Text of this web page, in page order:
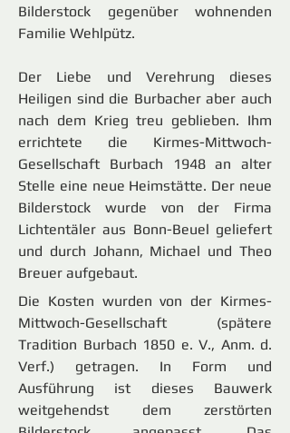
Bilderstock gegenüber wohnenden
Familie Wehlpütz.
Der Liebe und Verehrung dieses
Heiligen sind die Burbacher aber auch
nach dem Krieg treu geblieben. Ihm
errichtete die Kirmes-Mittwoch-
Gesellschaft Burbach 1948 an alter
Stelle eine neue Heimstätte. Der neue
Bilderstock wurde von der Firma
Lichtentäler aus Bonn-Beuel geliefert
und durch Johann, Michael und Theo
Breuer aufgebaut.
Die Kosten wurden von der Kirmes-
Mittwoch-Gesellschaft (spätere
Tradition Burbach 1850 e. V., Anm. d.
Verf.) getragen. In Form und
Ausführung ist dieses Bauwerk
weitgehendst dem zerstörten